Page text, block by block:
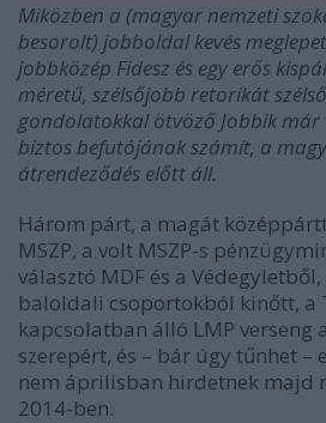
Miközben a (magyar nemzeti
besorolt) jobboldal kevés
jobbközép Fidesz és egy erős
méretű, szélsőjobb retorikát
gondolatokkal ötvöző Jobbik már
biztos befutójának számít, a
átrendeződés előtt áll.
Három párt, a magát
MSZP, a volt MSZP-s
választó MDF és a
baloldali csoportokból kinőtt, a
kapcsolatban álló LMP
szerepért, és – bár úgy tűnhet –
nem áprilisban hirdetnek majd
2014-ben.